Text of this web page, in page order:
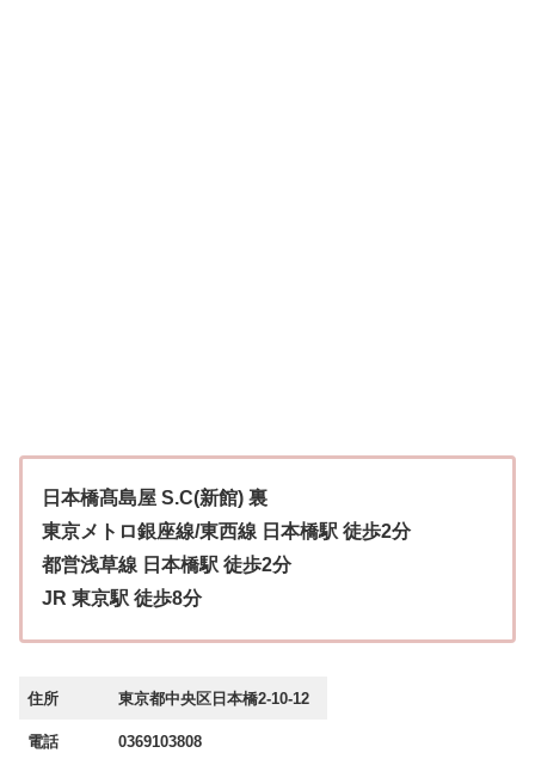
日本橋髙島屋 S.C(新館) 裏
東京メトロ銀座線/東西線 日本橋駅 徒歩2分
都営浅草線 日本橋駅 徒歩2分
JR 東京駅 徒歩8分
住所 東京都中央区日本橋2-10-12
電話 0369103808